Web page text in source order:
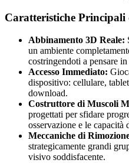
Caratteristiche Principali
Abbinamento 3D Reale:
un ambiente
costringendoti a pensare
Accesso Immediato:
dispositivo: cellulare,
download.
Costruttore di Muscoli
progettati per sfidare
osservazione e le capacità
Meccaniche di
strategicamente grandi
visivo soddisfacente.